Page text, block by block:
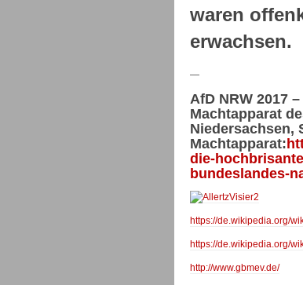
waren
erwachsen.
—
AfD NRW 2017
Machtapparat
Niedersachsen,
Machtapparat:
die-
bundeslandes-
https://de.wikipedia.org/
https://de.wikipedia.org/
http://www.gbmev.de/